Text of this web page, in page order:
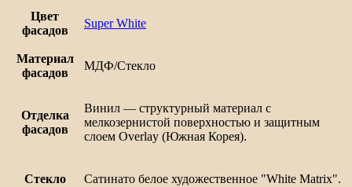
Цвет
фасадов
Super White
Материал
фасадов
МДФ/Стекло
Отделка
фасадов
Винил — структурный материал с
мелкозернистой поверхностью и защитным
слоем Overlay (Южная Корея).
Стекло Сатинато белое художественное "White Matrix".